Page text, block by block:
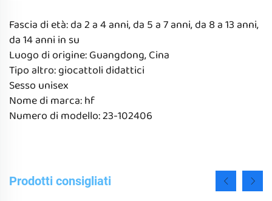
Fascia di età: da 2 a 4 anni, da 5 a 7 anni, da 8 a 13 anni,
da 14 anni in su
Luogo di origine: Guangdong, Cina
Tipo altro: giocattoli didattici
Sesso unisex
Nome di marca: hf
Numero di modello: 23-102406
Prodotti consigliati